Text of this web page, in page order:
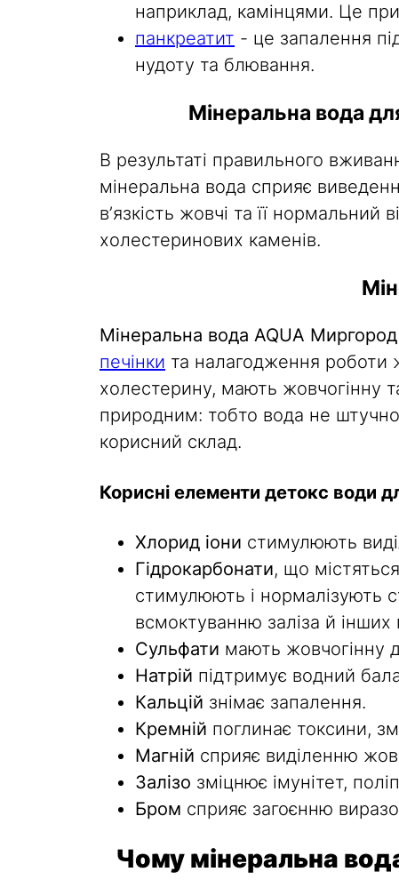
наприклад, камінцями. Це
панкреатит - це запалення
нудоту та блювання.
Мінеральна вода
В результаті правильного
мінеральна вода сприяє
вʼязкість жовчі та її
холестеринових каменів.
Мінеральна вода AQUA Миргород
печінки та налагодження роботи
холестерину, мають жовчогінну
природним: тобто вода не
корисний склад.
Корисні елементи детокс води
Хлорид іони стимулюють
Гідрокарбонати, що
стимулюють і нормалізують
всмоктуванню заліза й
Сульфати мають жовчогінну
Натрій підтримує водний
Кальцій знімає запалення.
Кремній поглинає токсини,
Магній сприяє виділенню
Залізо зміцнює імунітет,
Бром сприяє загоєнню
Чому мінеральна